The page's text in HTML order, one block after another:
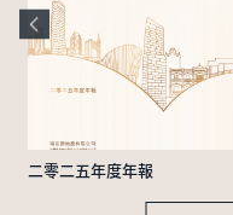
二零二五年度年報